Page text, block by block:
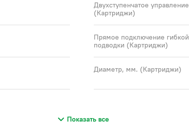
Двухступенчатое управление
(Картриджи)
Прямое подключение гибкой
подводки (Картриджи)
Диаметр, мм. (Картриджи)
Показать все